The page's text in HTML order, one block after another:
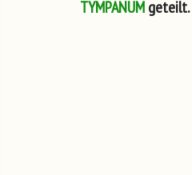
TYMPANUMgeteilt.